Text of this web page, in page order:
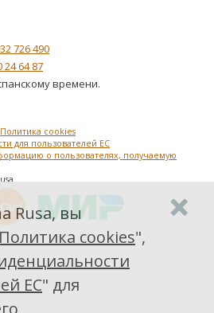
726 490
24 64 87
времени.
Политика cookies
для пользователей ЕС
о пользователях, получаемую
Rusa, вы
Политика cookies",
ЕС" для